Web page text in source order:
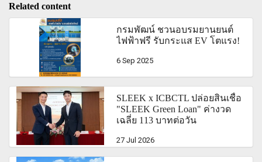
Related content
กรมพัฒน์ ชวนอบรมยานยนต์
ไฟฟ้าฟรี รับกระแส EV โตแรง!
6 Sep 2025
SLEEK x ICBCTL ปล่อยสินเชื่อ
"SLEEK Green Loan" ค่างวด
เฉลี่ย 113 บาทต่อวัน
27 Jul 2026